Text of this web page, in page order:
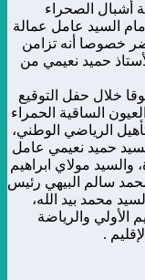
أشبال الصحراء
السيد عامل عمالة
خصوصا أنه تزامن
حميد نعيمي من
خلال حفل التوقيع
الساقية الحمراء
الرياضي الوطني،
حميد نعيمي عامل
مولاي ابراهيم
سالم البيهي رئيس
محمد بيد الله،
الأولي والرياضة
.